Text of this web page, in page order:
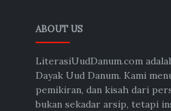
ABOUT US
LiterasiUudDanum.com
Dayak Uud Danum. Kami
pemikiran, dan kisah dari
bukan sekadar arsip, tetapi